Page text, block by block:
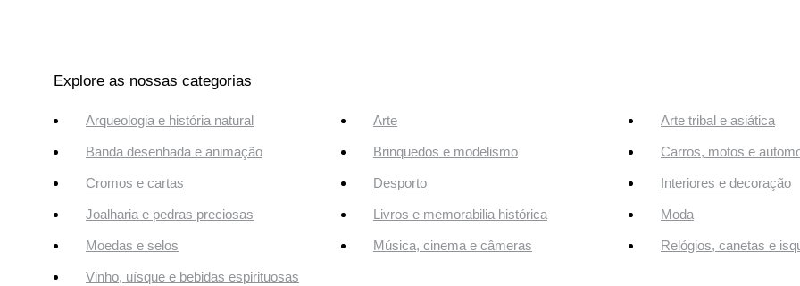
Explore as nossas categorias
Arqueologia e história natural Arte Arte tribal e asiática
Banda desenhada e animação Brinquedos e modelismo Carros, motos e
Cromos e cartas Desporto Interiores e decoração
Joalharia e pedras preciosas Livros e memorabilia histórica Moda
Moedas e selos Música, cinema e câmeras Relógios, canetas e
Vinho, uísque e bebidas espirituosas